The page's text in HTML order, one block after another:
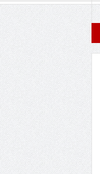
초청 소방정책간담회